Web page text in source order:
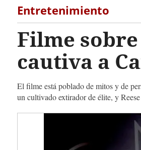
Entretenimiento
Filme
cautiva a
El filme está poblado de mitos y de
un cultivado extirador de élite, y